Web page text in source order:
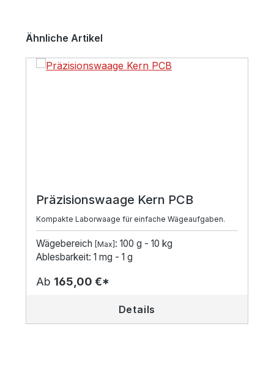
Produktgalerie überspringen
Ähnliche Artikel
Präzisionswaage Kern PCB
Kompakte Laborwaage für einfache Wägeaufgaben.
Wägebereich [Max] : 100 g - 10 kg
Ablesbarkeit: 1 mg - 1 g
Ab 165,00 €*
Details